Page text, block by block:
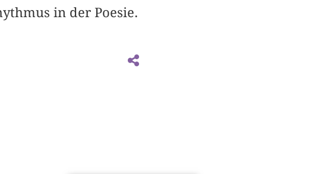
in der Poesie.